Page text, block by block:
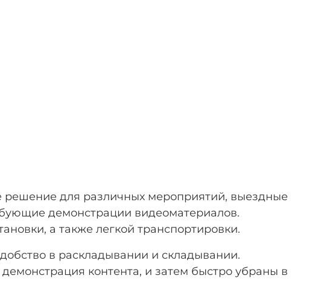
решение для различных мероприятий, выездные
демонстрации видеоматериалов.
а также легкой транспортировки.
в раскладывании и складывании.
контента, и затем быстро убраны в